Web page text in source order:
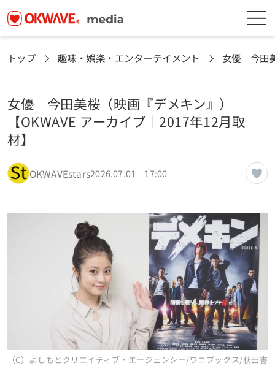
トップ 趣味・娯楽・エンターテイメント 女優 今田
女優 今田美桜（映画『デメキン』）
【OKWAVE アーカイブ｜2017年12月取
材】
OKWAVEstars2026.07.01 17:00
（C）よしもとクリエイティブ・エージェンシー/ワニブックス/秋田書